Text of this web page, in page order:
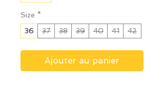
Size *
36
37 38 39 40 41 42
Ajouter au panier